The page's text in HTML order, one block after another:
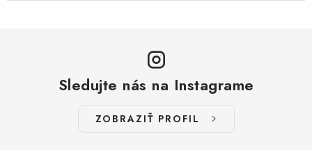
Sledujte nás na Instagrame
ZOBRAZIŤ PROFIL